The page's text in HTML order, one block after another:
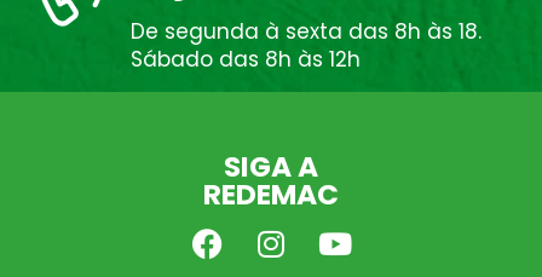
De segunda à sexta das 8h às 18.
Sábado das 8h às 12h
SIGA A
REDEMAC